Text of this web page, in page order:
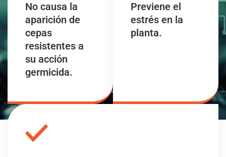
No causa la
aparición de
cepas
resistentes a
su acción
germicida.
Previene el
estrés en la
planta.